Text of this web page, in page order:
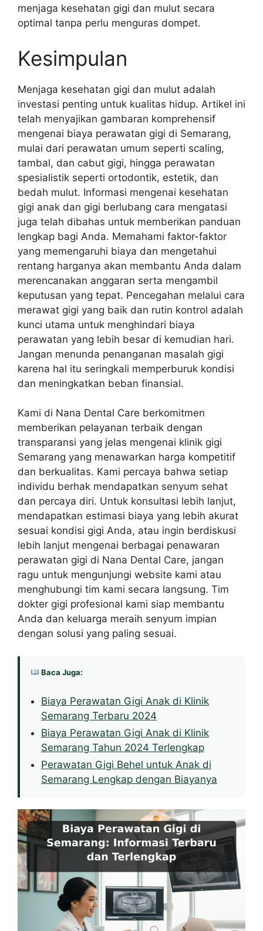
menjaga kesehatan gigi dan mulut secara
optimal tanpa perlu menguras dompet.
Kesimpulan
Menjaga kesehatan gigi dan mulut adalah
investasi penting untuk kualitas hidup. Artikel ini
telah menyajikan gambaran komprehensif
mengenai biaya perawatan gigi di Semarang,
mulai dari perawatan umum seperti scaling,
tambal, dan cabut gigi, hingga perawatan
spesialistik seperti ortodontik, estetik, dan
bedah mulut. Informasi mengenai kesehatan
gigi anak dan gigi berlubang cara mengatasi
juga telah dibahas untuk memberikan panduan
lengkap bagi Anda. Memahami faktor-faktor
yang memengaruhi biaya dan mengetahui
rentang harganya akan membantu Anda dalam
merencanakan anggaran serta mengambil
keputusan yang tepat. Pencegahan melalui cara
merawat gigi yang baik dan rutin kontrol adalah
kunci utama untuk menghindari biaya
perawatan yang lebih besar di kemudian hari.
Jangan menunda penanganan masalah gigi
karena hal itu seringkali memperburuk kondisi
dan meningkatkan beban finansial.
Kami di Nana Dental Care berkomitmen
memberikan pelayanan terbaik dengan
transparansi yang jelas mengenai klinik gigi
Semarang yang menawarkan harga kompetitif
dan berkualitas. Kami percaya bahwa setiap
individu berhak mendapatkan senyum sehat
dan percaya diri. Untuk konsultasi lebih lanjut,
mendapatkan estimasi biaya yang lebih akurat
sesuai kondisi gigi Anda, atau ingin berdiskusi
lebih lanjut mengenai berbagai penawaran
perawatan gigi di Nana Dental Care, jangan
ragu untuk mengunjungi website kami atau
menghubungi tim kami secara langsung. Tim
dokter gigi profesional kami siap membantu
Anda dan keluarga meraih senyum impian
dengan solusi yang paling sesuai.
Baca Juga:
Biaya Perawatan Gigi Anak di Klinik
Semarang Terbaru 2024
Biaya Perawatan Gigi Anak di Klinik
Semarang Tahun 2024 Terlengkap
Perawatan Gigi Behel untuk Anak di
Semarang Lengkap dengan Biayanya